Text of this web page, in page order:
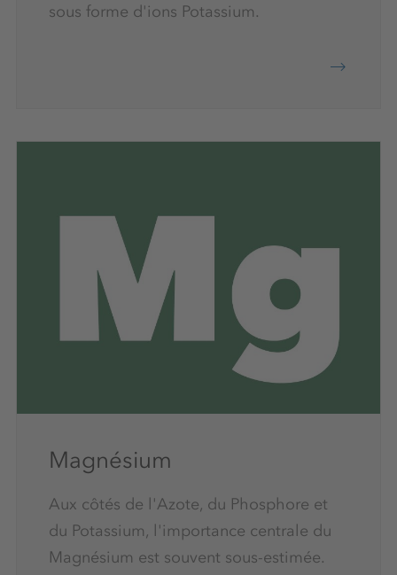
sous forme d'ions Potassium.
Magnésium
Aux côtés de l'Azote, du Phosphore et
du Potassium, l'importance centrale du
Magnésium est souvent sous-estimée.